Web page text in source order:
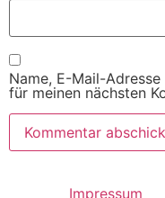
Name, E-Mail-
für meinen nächsten
Impressum